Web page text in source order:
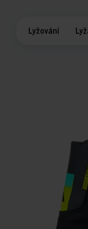
Lyžování